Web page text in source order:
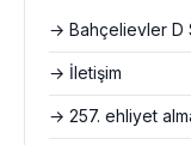
→ Bahçelievler D
→ İletişim
→ 257. ehliyet